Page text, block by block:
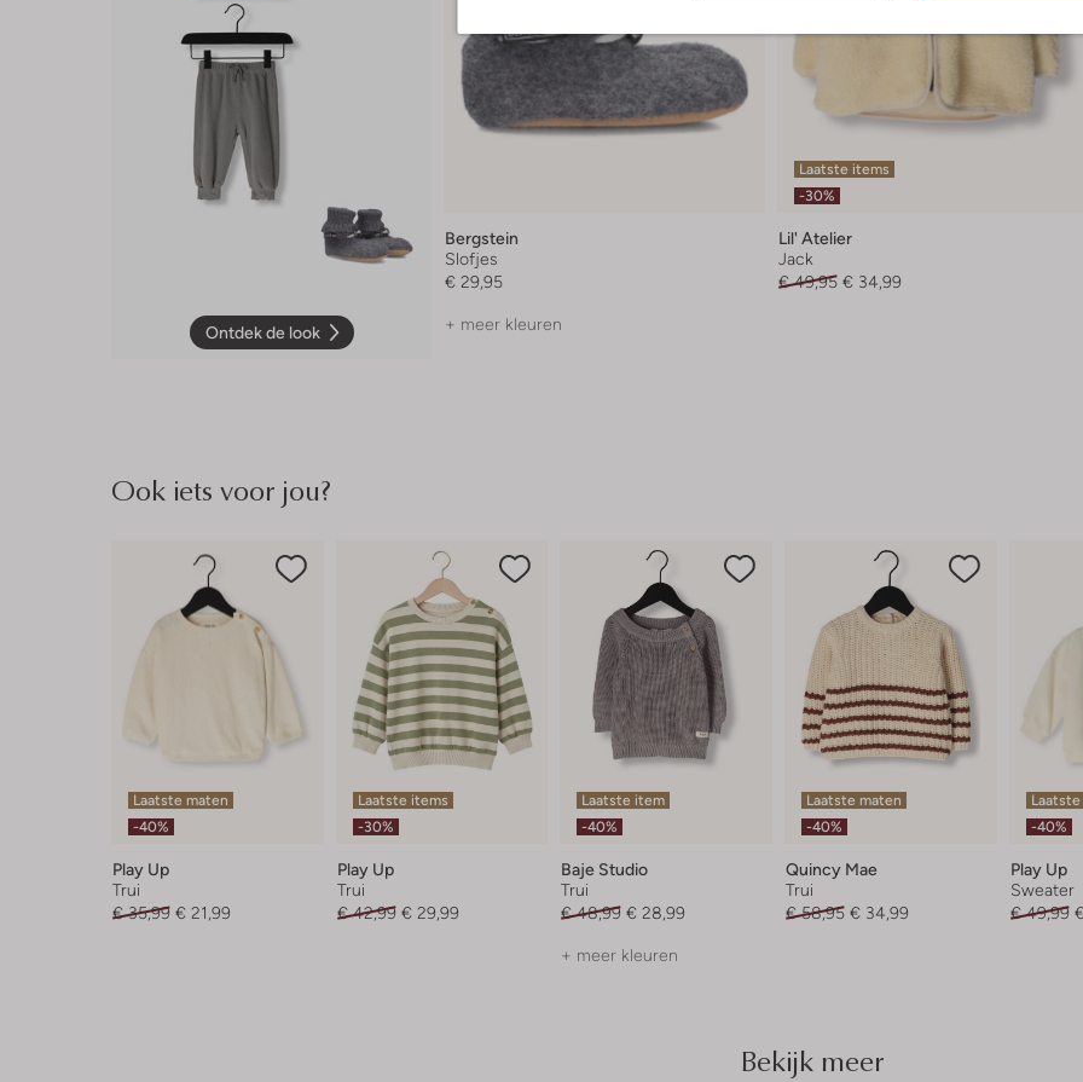
Ontdek de look
Bergstein
Slofjes
€ 29,95
+ meer kleuren
Laatste items
-30%
Lil' Atelier
Jack
€ 49,95 € 34,99
Ook iets voor jou?
Laatste maten
-40%
Play Up
Trui
€ 35,99 € 21,99
Laatste items
-30%
Play Up
Trui
€ 42,99 € 29,99
Laatste item
-40%
Baje Studio
Trui
€ 48,99 € 28,99
+ meer kleuren
Laatste maten
-40%
Quincy Mae
Trui
€ 58,95 € 34,99
-40%
Play Up
Sweater
€ 49,99
Bekijk meer